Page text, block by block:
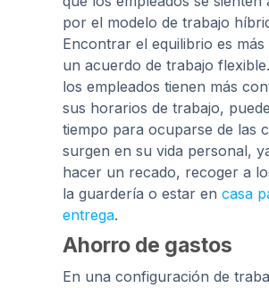
por el modelo de trabajo
Encontrar el equilibrio es más
un acuerdo de trabajo
los empleados tienen más
sus horarios de trabajo,
tiempo para ocuparse de las
surgen en su vida personal,
hacer un recado, recoger a
la guardería o estar en casa
entrega.
Ahorro de gastos
En una configuración de